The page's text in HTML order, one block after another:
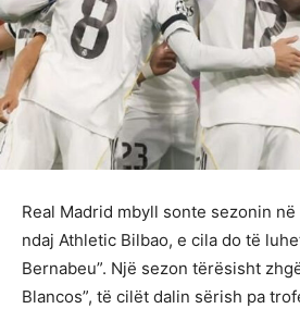
Real Madrid mbyll sonte sezonin në
ndaj Athletic Bilbao, e cila do të
Bernabeu”. Një sezon tërësisht
Blancos”, të cilët dalin sërish pa